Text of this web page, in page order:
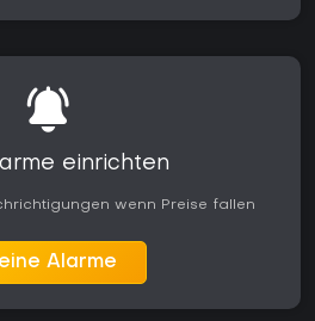
einrichten
wenn Preise fallen
Alarme